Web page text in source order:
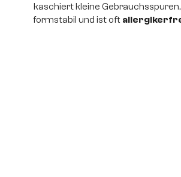
kaschiert kleine
formstabil und ist oft